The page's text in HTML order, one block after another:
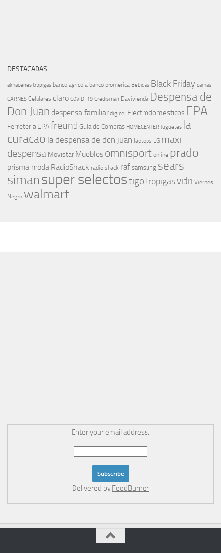
DESTACADAS
almacenes tropigas banco agricola banco promerica Bebidas Black Friday camas
CARNES Celulares claro COVID-19 Credisiman Davivienda Despensa de
Don Juan despensa familiar digicel Electrodomesticos EPA
Ferreteria EPAfreund Guia de Compras HOMECENTER Juguetes la
curacao la despensa de don juan laptops LG maxi
despensa Movistar Muebles omnisport online prado
prisma moda RadioShack radio shack raf samsung sears
simansuper selectostigotropigasvidri Viernes
Negro walmart
----
Enter your email address:
Delivered by FeedBurner